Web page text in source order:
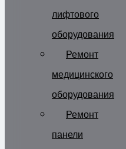
лифтового
оборудования
Ремонт
медицинского
оборудования
Ремонт
панели